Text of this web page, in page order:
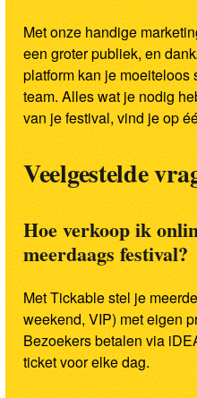
Met onze handige
een groter publiek, en
platform kan je
team. Alles wat je nodig
van je festival, vind je op
Veelgestelde
Hoe verkoop ik
meerdaags festival?
Met Tickable stel je
weekend, VIP) met eigen
Bezoekers betalen via
ticket voor elke dag.